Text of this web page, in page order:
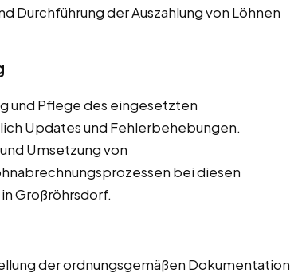
Durchführung der Auszahlung von Löhnen
und Pflege des eingesetzten
Updates und Fehlerbehebungen.
Umsetzung von
bei diesen
Großröhrsdorf.
der ordnungsgemäßen Dokumentation